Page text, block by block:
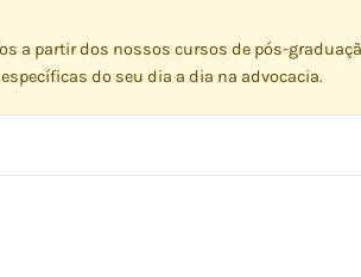
a partir dos nossos cursos de pós-
do seu dia a dia na advocacia.